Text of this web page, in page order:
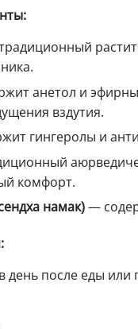
анетол и
вздутия.
гингеролы и
комфорт.
намак)—
день после еды